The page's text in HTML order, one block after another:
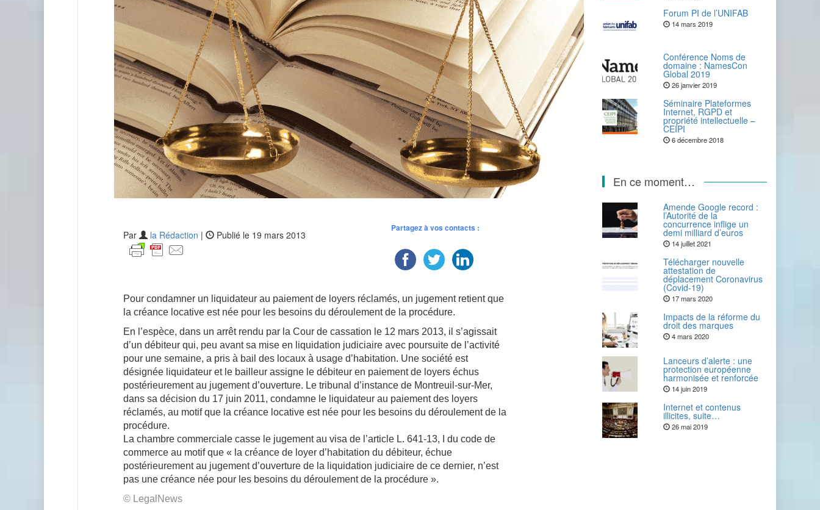
Par la Rédaction | Publié le 19 mars 2013
Partagez à vos contacts :
Pour condamner un liquidateur au paiement de loyers réclamés, un jugement retient que
la créance locative est née pour les besoins du déroulement de la procédure.
En l’espèce, dans un arrêt rendu par la Cour de cassation le 12 mars 2013, il s’agissait
d’un débiteur qui, peu avant sa mise en liquidation judiciaire avec poursuite de l’activité
pour une semaine, a pris à bail des locaux à usage d’habitation. Une société est
désignée liquidateur et le bailleur assigne le débiteur en paiement de loyers échus
postérieurement au jugement d’ouverture. Le tribunal d’instance de Montreuil-sur-Mer,
dans sa décision du 17 juin 2011, condamne le liquidateur au paiement des loyers
réclamés, au motif que la créance locative est née pour les besoins du déroulement de la
procédure.
La chambre commerciale casse le jugement au visa de l’article L. 641-13, I du code de
commerce au motif que « la créance de loyer d’habitation du débiteur, échue
postérieurement au jugement d’ouverture de la liquidation judiciaire de ce dernier, n’est
pas une créance née pour les besoins du déroulement de la procédure ».
© LegalNews
Forum PI de l’UNIFAB
14 mars 2019
Conférence Noms de
domaine : NamesCon
Global 2019
26 janvier 2019
Séminaire Plateformes
Internet, RGPD et
propriété intellectuelle –
CEIPI
6 décembre 2018
En ce moment…
Amende Google record :
l’Autorité de la
concurrence inflige un
demi milliard d’euros
14 juillet 2021
Télécharger nouvelle
attestation de
déplacement Coronavirus
(Covid-19)
17 mars 2020
Impacts de la réforme du
droit des marques
4 mars 2020
Lanceurs d’alerte : une
protection européenne
harmonisée et renforcée
14 juin 2019
Internet et contenus
illicites, suite…
26 mai 2019